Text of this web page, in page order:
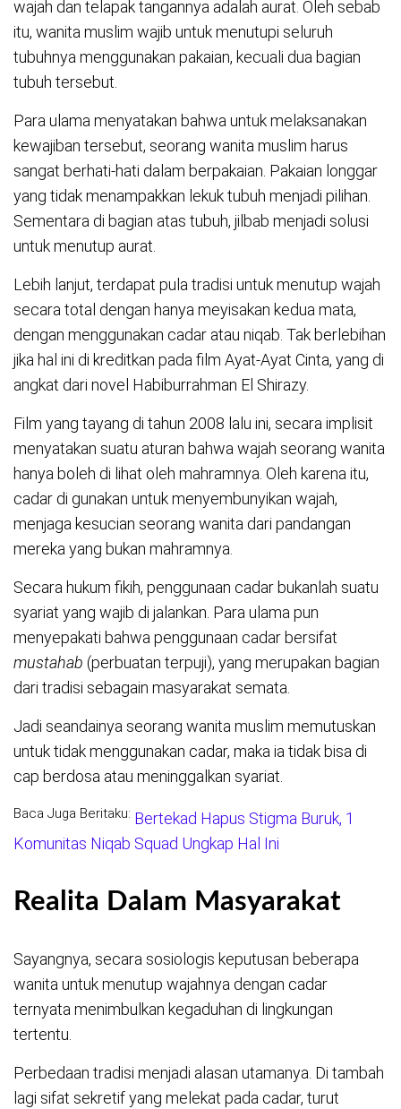
wajah dan telapak tangannya adalah aurat. Oleh sebab
itu, wanita muslim wajib untuk menutupi seluruh
tubuhnya menggunakan pakaian, kecuali dua bagian
tubuh tersebut.
Para ulama menyatakan bahwa untuk melaksanakan
kewajiban tersebut, seorang wanita muslim harus
sangat berhati-hati dalam berpakaian. Pakaian longgar
yang tidak menampakkan lekuk tubuh menjadi pilihan.
Sementara di bagian atas tubuh, jilbab menjadi solusi
untuk menutup aurat.
Lebih lanjut, terdapat pula tradisi untuk menutup wajah
secara total dengan hanya meyisakan kedua mata,
dengan menggunakan cadar atau niqab. Tak berlebihan
jika hal ini di kreditkan pada film Ayat-Ayat Cinta, yang di
angkat dari novel Habiburrahman El Shirazy.
Film yang tayang di tahun 2008 lalu ini, secara implisit
menyatakan suatu aturan bahwa wajah seorang wanita
hanya boleh di lihat oleh mahramnya. Oleh karena itu,
cadar di gunakan untuk menyembunyikan wajah,
menjaga kesucian seorang wanita dari pandangan
mereka yang bukan mahramnya.
Secara hukum fikih, penggunaan cadar bukanlah suatu
syariat yang wajib di jalankan. Para ulama pun
menyepakati bahwa penggunaan cadar bersifat
mustahab (perbuatan terpuji), yang merupakan bagian
dari tradisi sebagain masyarakat semata.
Jadi seandainya seorang wanita muslim memutuskan
untuk tidak menggunakan cadar, maka ia tidak bisa di
cap berdosa atau meninggalkan syariat.
Baca Juga Beritaku: Bertekad Hapus Stigma Buruk, 1
Komunitas Niqab Squad Ungkap Hal Ini
Realita Dalam Masyarakat
Sayangnya, secara sosiologis keputusan beberapa
wanita untuk menutup wajahnya dengan cadar
ternyata menimbulkan kegaduhan di lingkungan
tertentu.
Perbedaan tradisi menjadi alasan utamanya. Di tambah
lagi sifat sekretif yang melekat pada cadar, turut